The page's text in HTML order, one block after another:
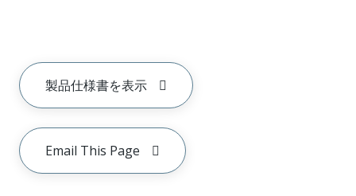
製品仕様書を表示
Email This Page